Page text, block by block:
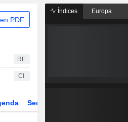
PDF
RE
CI
Sector
Índices Europa